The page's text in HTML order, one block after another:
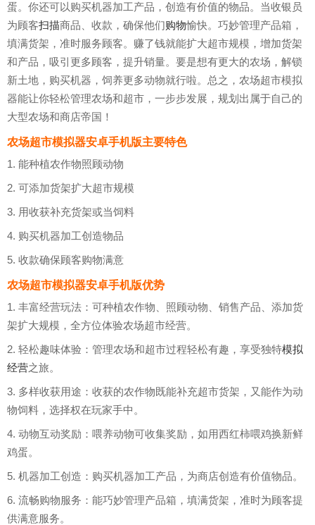
蛋。你还可以购买机器加工产品，创造有价值的物品。当收银员
为顾客扫描商品、收款，确保他们购物愉快。巧妙管理产品箱，
填满货架，准时服务顾客。赚了钱就能扩大超市规模，增加货架
和产品，吸引更多顾客，提升销量。要是想有更大的农场，解锁
新土地，购买机器，饲养更多动物就行啦。总之，农场超市模拟
器能让你轻松管理农场和超市，一步步发展，规划出属于自己的
大型农场和商店帝国！
农场超市模拟器安卓手机版主要特色
1. 能种植农作物照顾动物
2. 可添加货架扩大超市规模
3. 用收获补充货架或当饲料
4. 购买机器加工创造物品
5. 收款确保顾客购物满意
农场超市模拟器安卓手机版优势
1. 丰富经营玩法：可种植农作物、照顾动物、销售产品、添加货
架扩大规模，全方位体验农场超市经营。
2. 轻松趣味体验：管理农场和超市过程轻松有趣，享受独特模拟
经营之旅。
3. 多样收获用途：收获的农作物既能补充超市货架，又能作为动
物饲料，选择权在玩家手中。
4. 动物互动奖励：喂养动物可收集奖励，如用西红柿喂鸡换新鲜
鸡蛋。
5. 机器加工创造：购买机器加工产品，为商店创造有价值物品。
6. 流畅购物服务：能巧妙管理产品箱，填满货架，准时为顾客提
供满意服务。